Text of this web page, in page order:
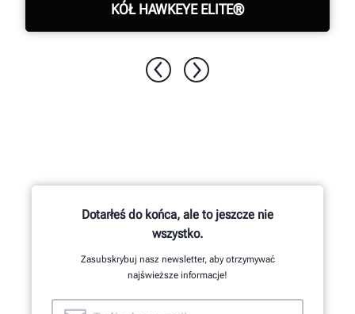
KÓŁ HAWKEYE ELITE®
marki Hunter.
DOWIEDZ SIĘ WIĘCEJ
Dotarłeś do końca, ale to jeszcze nie
wszystko.
Zasubskrybuj nasz newsletter, aby otrzymywać
najświeższe informacje!